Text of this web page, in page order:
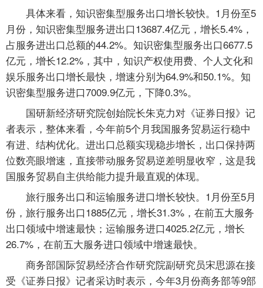
具体来看，知识密集型服务出口增长较快。1月份至5
月份，知识密集型服务进出口13687.4亿元，增长5.4%，
占服务进出口总额的44.2%。知识密集型服务出口6677.5
亿元，增长12.2%，其中，知识产权使用费、个人文化和
娱乐服务出口增长最快，增速分别为64.9%和50.1%。知
识密集型服务进口7009.9亿元，下降0.3%。
国研新经济研究院创始院长朱克力对《证券日报》记
者表示，整体来看，今年前5个月我国服务贸易运行稳中
有进、结构优化。进出口总额实现稳步增长，出口保持两
位数亮眼增速，直接带动服务贸易逆差明显收窄，这是我
国服务贸易自主供给能力提升最直观的体现。
旅行服务出口和运输服务进口增长较快。1月份至5月
份，旅行服务出口1885亿元，增长31.3%，在前五大服务
出口领域中增速最快；运输服务进口4025.2亿元，增长
26.7%，在前五大服务进口领域中增速最快。
商务部国际贸易经济合作研究院副研究员宋思源在接
受《证券日报》记者采访时表示，今年3月份商务部等9部